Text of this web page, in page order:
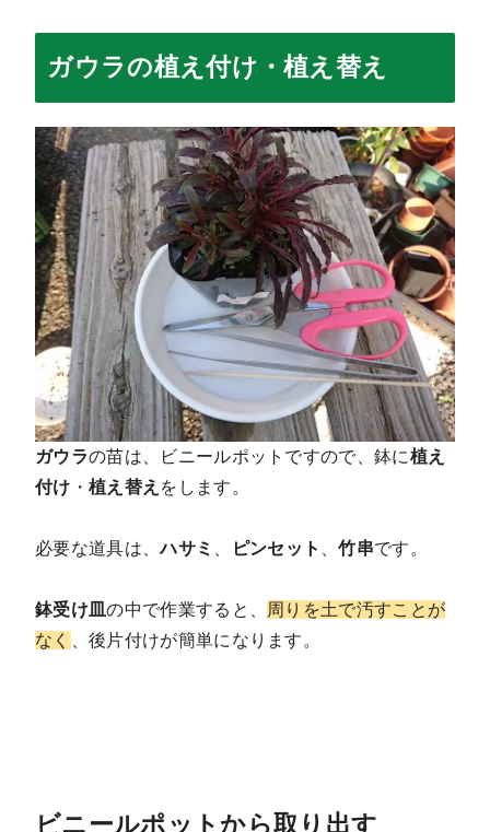
ガウラの植え付け・植え替え
ガウラの苗は、ビニールポットですので、鉢に植え
付け ・ 植え替え をします。
必要な道具は、ハサミ ピンセット 、竹串です。
鉢受け皿の中で作業すると、
周りを土で汚すことが
なく
、後片付けが簡単になります。
ビニールポットから取り出す